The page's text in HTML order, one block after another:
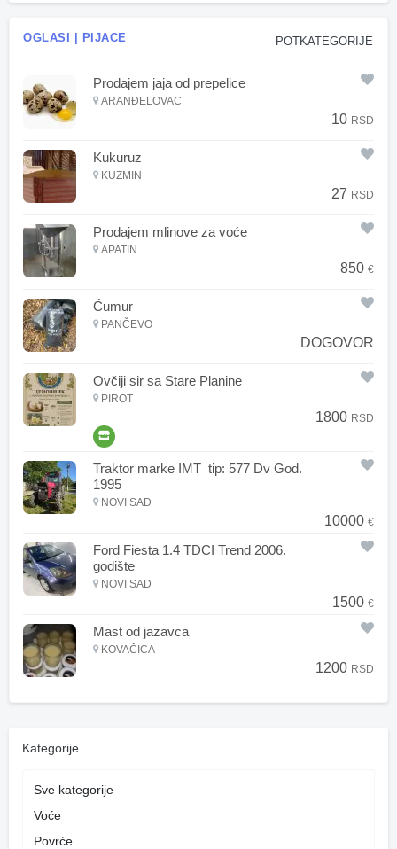
POTKATEGORIJE
OGLASI | PIJACE
Prodajem jaja od prepelice
ARANĐELOVAC
10 RSD
Kukuruz
KUZMIN
27 RSD
Prodajem mlinove za voće
APATIN
850 €
Ćumur
PANČEVO
DOGOVOR
Ovčiji sir sa Stare Planine
PIROT
1800 RSD
Traktor marke IMT tip: 577 Dv God.
1995
NOVI SAD
10000 €
Ford Fiesta 1.4 TDCI Trend 2006.
godište
NOVI SAD
1500 €
Mast od jazavca
KOVAČICA
1200 RSD
Kategorije
Sve kategorije
Voće
Povrće